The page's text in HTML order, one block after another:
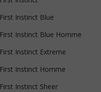
First Instinct Blue
First Instinct Blue Homme
First Instinct Extreme
First Instinct Homme
First Instinct Sheer